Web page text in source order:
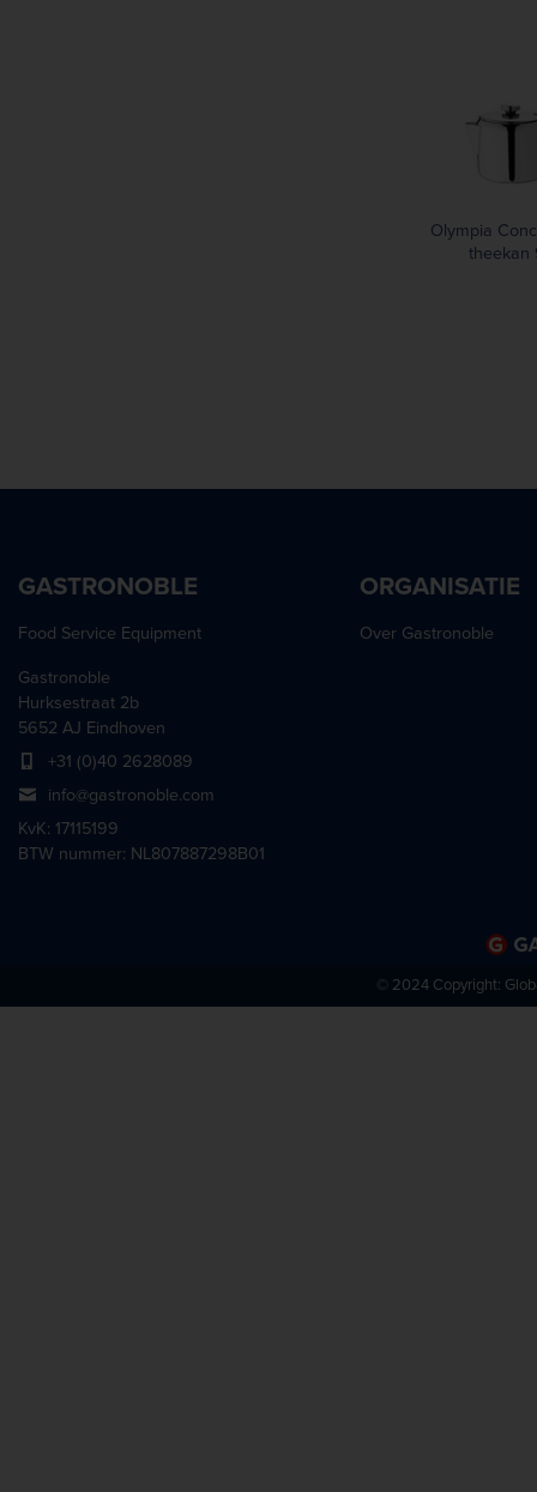
Olympia
theekan
GASTRONOBLE
Food Service Equipment
Gastronoble
Hurksestraat 2b
5652 AJ Eindhoven
+31 (0)40 2628089
info@gastronoble.com
KvK: 17115199
BTW nummer: NL807887298B01
ORGANISATIE
Over Gastronoble
© 2024 Copyright: